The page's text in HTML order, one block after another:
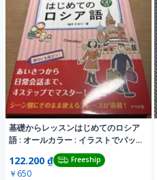
基礎からレッスンはじめてのロシア
語 : オールカラー : イラストでパッ
122.200 ₫ Freeship
￥650